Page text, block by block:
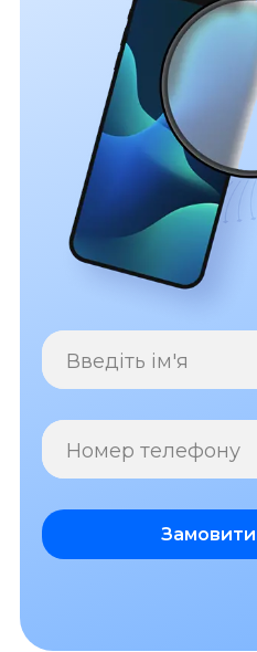
Введіть ім'я
Номер телефону
Замовити